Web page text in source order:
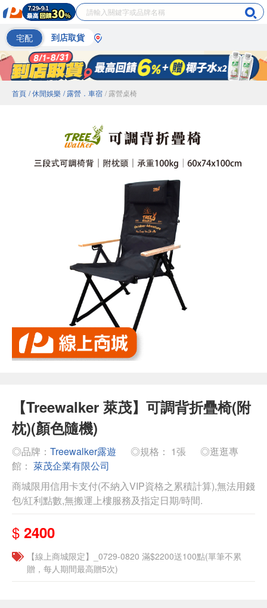
宅配 到店取貨
首頁 / 休閒娛樂 / 露營．車宿 / 露營桌椅
【Treewalker 萊茂】可調背折疊椅(附
枕)(顏色隨機)
◎品牌： Treewalker露遊 ◎規格： 1張
◎逛逛專
館： 萊茂企業有限公司
商城限用信用卡支付(不納入VIP資格之累積計算),無法用錢
包/紅利點數,無搬運上樓服務及指定日期/時間.
$ 2400
【線上商城限定】_0729-0820 滿$2200送100點(單筆不累
贈，每人期間最高贈5次)